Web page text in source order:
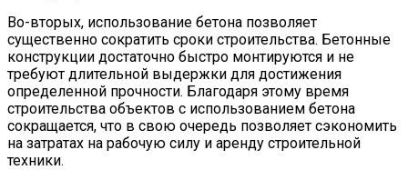
Во-вторых, использование бетона позволяет
существенно сократить сроки строительства. Бетонные
конструкции достаточно быстро монтируются и не
требуют длительной выдержки для достижения
определенной прочности. Благодаря этому время
строительства объектов с использованием бетона
сокращается, что в свою очередь позволяет сэкономить
на затратах на рабочую силу и аренду строительной
техники.